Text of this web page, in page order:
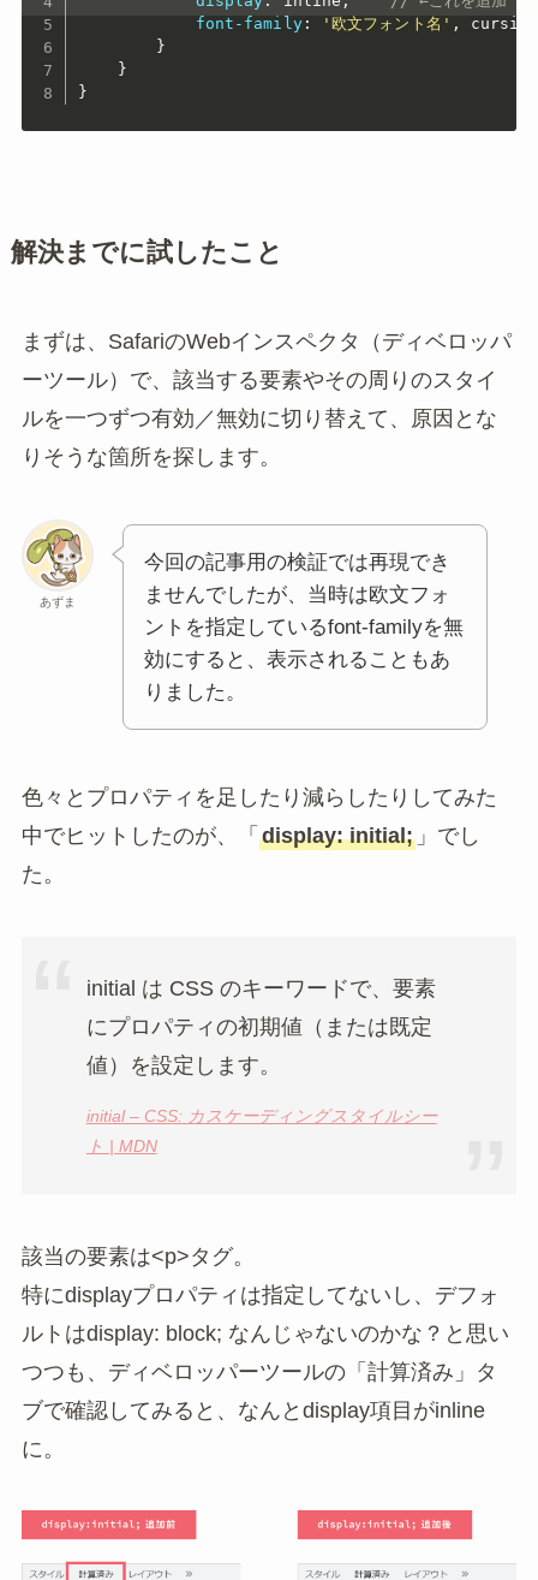
font-family: '欧文フォント名' ,
cursive
}
}
}
解決までに試したこと
まずは、SafariのWebインスペクタ（ディベロッパ
ーツール）で、該当する要素やその周りのスタイ
ルを一つずつ有効／無効に切り替えて、原因とな
りそうな箇所を探します。
あずま
今回の記事用の検証では再現でき
ませんでしたが、当時は欧文フォ
ントを指定しているfont-familyを無
効にすると、表示されることもあ
りました。
色々とプロパティを足したり減らしたりしてみた
中でヒットしたのが、「 display: initial;」でし
た。
initial は CSS のキーワードで、要素
にプロパティの初期値（または既定
値）を設定します。
initial – CSS: カスケーディングスタイルシー
ト | MDN
該当の要素は<p>タグ。
特にdisplayプロパティは指定してないし、デフォ
ルトはdisplay: block; なんじゃないのかな？と思い
つつも、ディベロッパーツールの「計算済み」タ
ブで確認してみると、なんとdisplay項目がinline
に。